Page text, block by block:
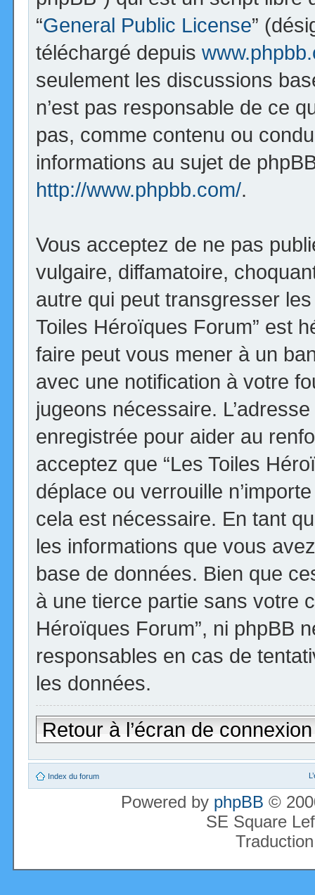
“General Public License”
téléchargé depuis
seulement les discussions
n’est pas responsable de ce
pas, comme contenu ou
informations au sujet de
http://www.phpbb.com/.
Vous acceptez de ne pas
vulgaire, diffamatoire,
autre qui peut transgresser
Toiles Héroïques Forum” est
faire peut vous mener à un
avec une notification à votre
jugeons nécessaire.
enregistrée pour aider au
acceptez que “Les Toiles
déplace ou verrouille
cela est nécessaire. En tant
les informations que vous
base de données. Bien que
à une tierce partie sans votre
Héroïques Forum”, ni phpBB
responsables en cas de
les données.
Retour à l’écran de connexion
Index du forum
Powered by phpBB ©
SE Square